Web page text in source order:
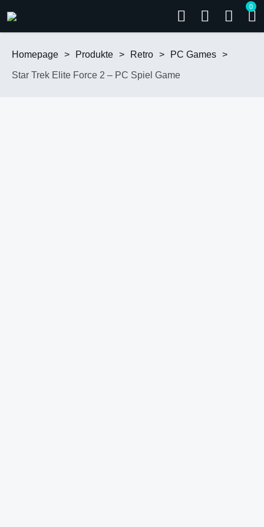
0
Homepage > Produkte > Retro > PC Games >
Star Trek Elite Force 2 – PC Spiel Game